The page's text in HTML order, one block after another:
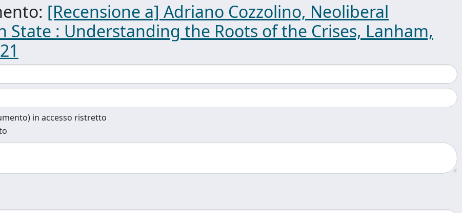
[Recensione a] Adriano Cozzolino, Neoliberal
: Understanding the Roots of the Crises, Lanham,
in accesso ristretto